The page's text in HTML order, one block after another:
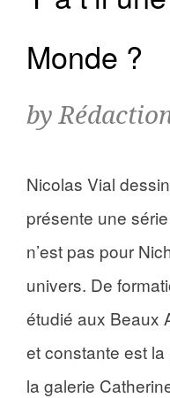
Monde ?
by
Nicolas Vial
présente une
n’est pas pour
univers. De
étudié aux Beaux
et constante est
la galerie